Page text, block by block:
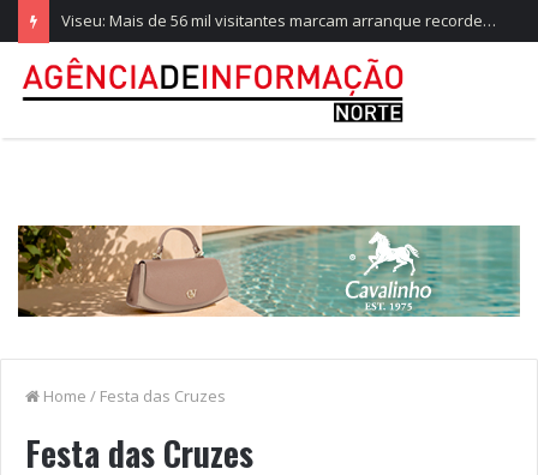
Viseu: Mais de 56 mil visitantes marcam arranque recorde da Feira de São Mateus
Home / Festa das Cruzes
Festa das Cruzes